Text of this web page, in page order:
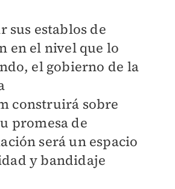
sus establos de
en el nivel que lo
el gobierno de la
construirá sobre
promesa de
será un espacio
y bandidaje